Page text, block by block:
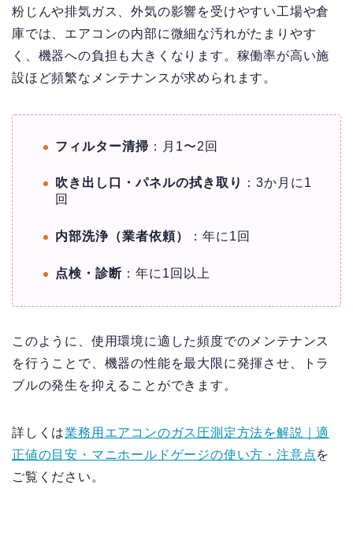
粉じんや排気ガス、外気の影響を受けやすい工場や倉
庫では、エアコンの内部に微細な汚れがたまりやす
く、機器への負担も大きくなります。稼働率が高い施
設ほど頻繁なメンテナンスが求められます。
フィルター清掃 ：月1〜2回
吹き出し口・パネルの拭き取り
：3か月に1
回
内部洗浄（業者依頼） ：年に1回
点検・診断 ：年に1回以上
このように、使用環境に適した頻度でのメンテナンス
を行うことで、機器の性能を最大限に発揮させ、トラ
ブルの発生を抑えることができます。
詳しくは業務用エアコンのガス圧測定方法を解説｜適
正値の目安・マニホールドゲージの使い方・注意点を
ご覧ください。